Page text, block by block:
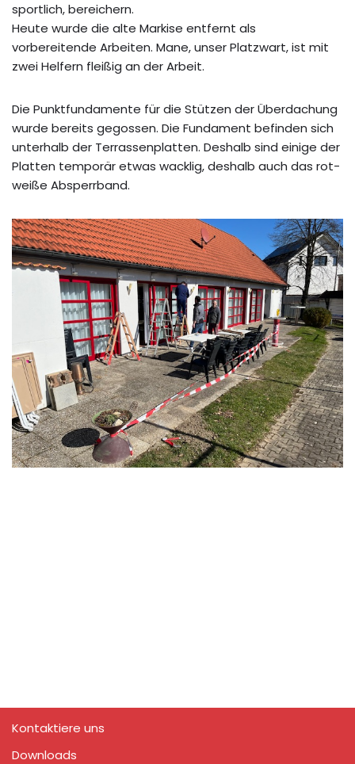
sportlich, bereichern.
Heute wurde die alte Markise entfernt als
vorbereitende Arbeiten. Mane, unser Platzwart, ist mit
zwei Helfern fleißig an der Arbeit.
Die Punktfundamente für die Stützen der Überdachung
wurde bereits gegossen. Die Fundament befinden sich
unterhalb der Terrassenplatten. Deshalb sind einige der
Platten temporär etwas wacklig, deshalb auch das rot-
weiße Absperrband.
Kontaktiere uns
Downloads